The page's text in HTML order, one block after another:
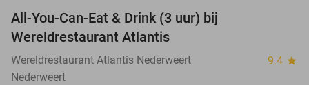
All-You-Can-Eat & Drink (3 uur) bij
Wereldrestaurant Atlantis
Wereldrestaurant Atlantis Nederweert 9.4 star
Nederweert